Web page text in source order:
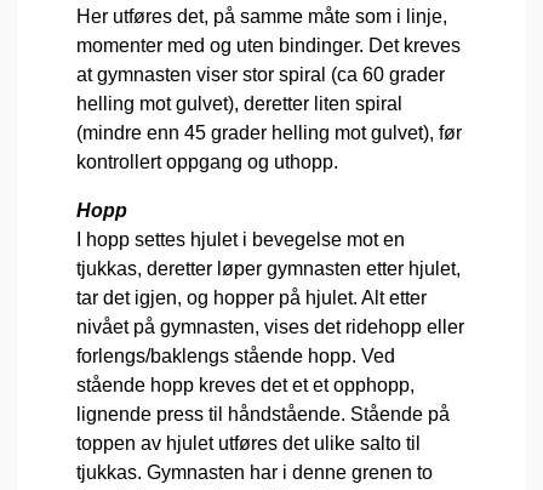
Her utføres det, på samme måte som i linje,
momenter med og uten bindinger. Det kreves
at gymnasten viser stor spiral (ca 60 grader
helling mot gulvet), deretter liten spiral
(mindre enn 45 grader helling mot gulvet), før
kontrollert oppgang og uthopp.
Hopp
I hopp settes hjulet i bevegelse mot en
tjukkas, deretter løper gymnasten etter hjulet,
tar det igjen, og hopper på hjulet. Alt etter
nivået på gymnasten, vises det ridehopp eller
forlengs/baklengs stående hopp. Ved
stående hopp kreves det et et opphopp,
lignende press til håndstående. Stående på
toppen av hjulet utføres det ulike salto til
tjukkas. Gymnasten har i denne grenen to